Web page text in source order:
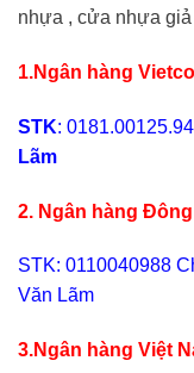
nhựa , cửa nhựa
1.Ngân hàng
STK:
Lãm
2. Ngân hàng
STK: 0110040988
Văn Lãm
3.Ngân hàng Việt